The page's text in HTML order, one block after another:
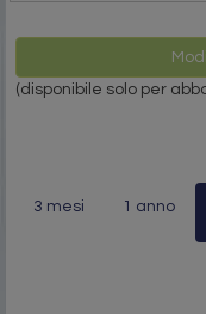
(disponibile solo per
3 mesi 1 anno